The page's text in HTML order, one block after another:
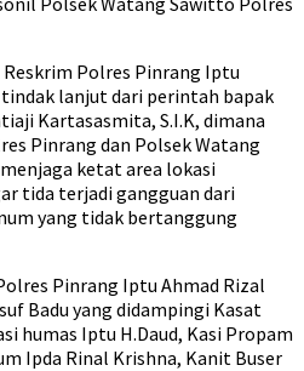
Polres Pinrang Iptu
lanjut dari perintah bapak
Kartasasmita, S.I.K, dimana
Pinrang dan Polsek Watang
ketat area lokasi
tida terjadi gangguan dari
yang tidak bertanggung
Pinrang Iptu Ahmad Rizal
Badu yang didampingi Kasat
humas Iptu H.Daud, Kasi Propam
Ipda Rinal Krishna, Kanit Buser